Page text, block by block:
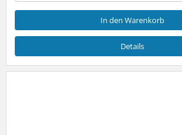
In den Warenkorb
Details